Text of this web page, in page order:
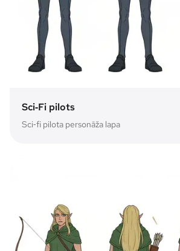
Sci‑Fi pilots
Sci‑fi pilota personāža lapa